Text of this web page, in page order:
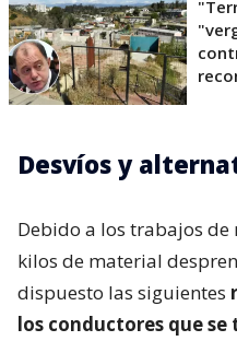
Desvíos y
Debido a los trabajos
kilos de material
dispuesto las siguientes
los conductores que